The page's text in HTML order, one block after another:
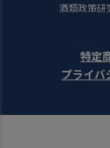
酒類政策研
特定
プライバ